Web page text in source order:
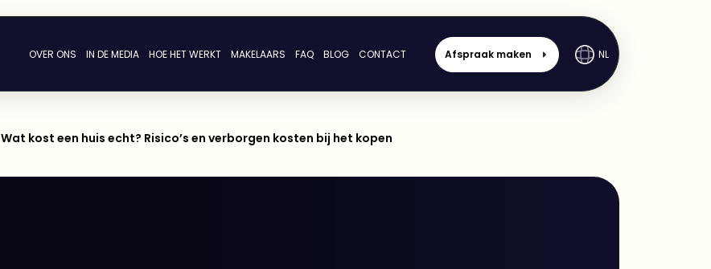
OVER ONS IN DE MEDIA HOE HET WERKT MAKELAARS FAQ BLOG CONTACT Afspraak maken NL
Wat kost een huis echt? Risico’s en verborgen kosten bij het kopen